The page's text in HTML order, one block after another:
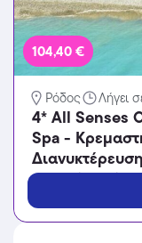
104,40 €
Ρόδος Λήγει
4* All Senses
Spa -
ετών ✦ 12 ✦